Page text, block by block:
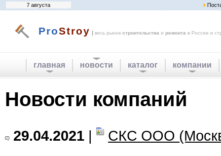
7 августа
ProStroy | весь рынок строительства и ремонта в России и
главная новости каталог компании
Новости компаний
29.04.2021 | СКС ООО